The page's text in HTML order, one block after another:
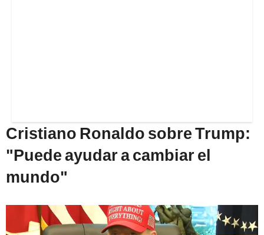
Cristiano Ronaldo sobre Trump:
"Puede ayudar a cambiar el
mundo"